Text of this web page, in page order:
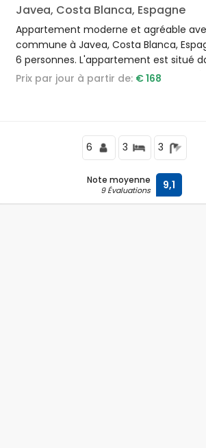
Javea, Costa Blanca, Espagne
Appartement moderne et agréable
commune à Javea, Costa Blanca,
6 personnes. L'appartement est situé
zone résidentielle de plage, à proximité
Prix par jour à partir de: € 168
6 3 3
Note moyenne
9 Évaluations 9,1